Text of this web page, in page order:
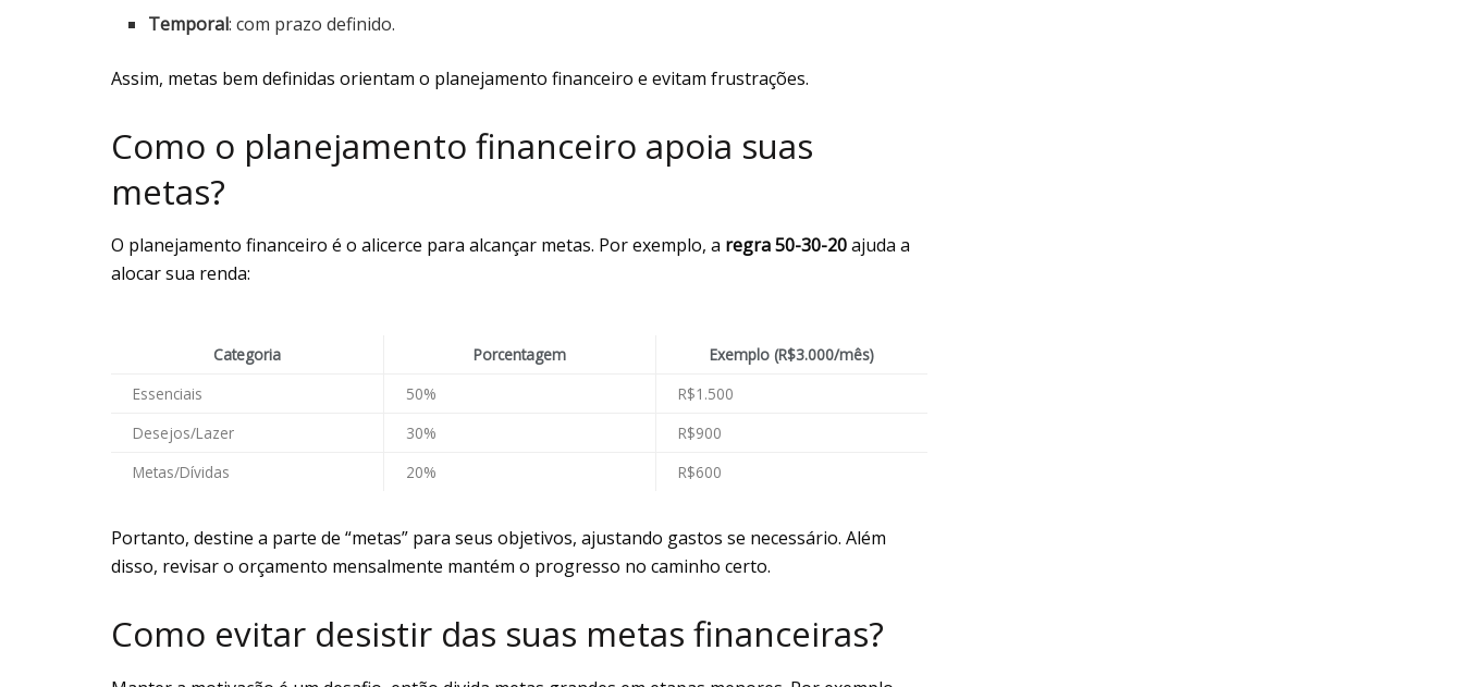
Temporal: com prazo definido.
Assim, metas bem definidas orientam o planejamento financeiro e evitam frustrações.
Como o planejamento financeiro apoia suas
metas?
O planejamento financeiro é o alicerce para alcançar metas. Por exemplo, a regra 50-30-20ajuda a
alocar sua renda:
Categoria Porcentagem
Exemplo (R$3.000/mês)
Essenciais
50%
R$1.500
Desejos/Lazer
30%
R$900
Metas/Dívidas
20% R$600
Portanto, destine a parte de “metas” para seus objetivos, ajustando gastos se necessário. Além
disso, revisar o orçamento mensalmente mantém o progresso no caminho certo.
Como evitar desistir das suas metas financeiras?